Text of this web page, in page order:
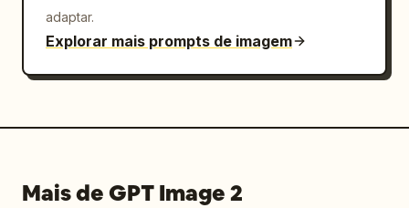
adaptar.
Explorar mais prompts de imagem
Mais de GPT Image 2